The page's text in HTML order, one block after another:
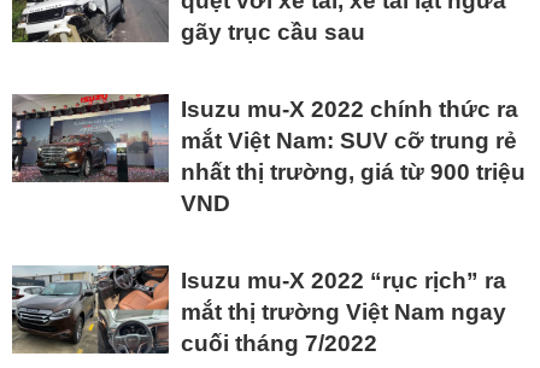
gãy trục cầu sau
Isuzu mu-X 2022 chính thức ra
mắt Việt Nam: SUV cỡ trung rẻ
nhất thị trường, giá từ 900 triệu
VND
Isuzu mu-X 2022 “rục rịch” ra
mắt thị trường Việt Nam ngay
cuối tháng 7/2022